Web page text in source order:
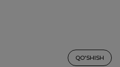
QO'SHISH